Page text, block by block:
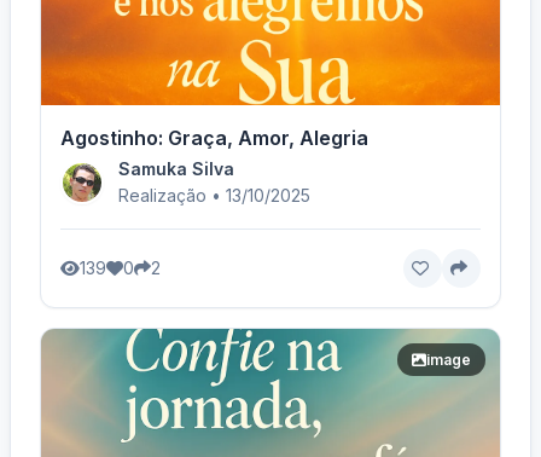
Agostinho: Graça, Amor, Alegria
Samuka Silva
Realização • 13/10/2025
139 0 2
image